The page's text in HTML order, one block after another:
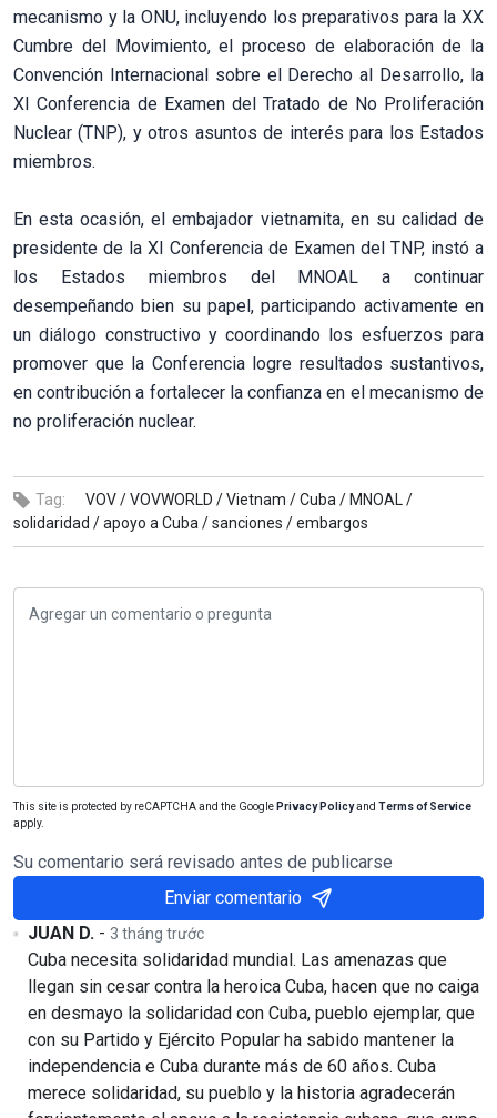
mecanismo y la ONU, incluyendo los preparativos para la XX
Cumbre del Movimiento, el proceso de elaboración de la
Convención Internacional sobre el Derecho al Desarrollo, la
XI Conferencia de Examen del Tratado de No Proliferación
Nuclear (TNP), y otros asuntos de interés para los Estados
miembros.
En esta ocasión, el embajador vietnamita, en su calidad de
presidente de la XI Conferencia de Examen del TNP, instó a
los Estados miembros del MNOAL a continuar
desempeñando bien su papel, participando activamente en
un diálogo constructivo y coordinando los esfuerzos para
promover que la Conferencia logre resultados sustantivos,
en contribución a fortalecer la confianza en el mecanismo de
no proliferación nuclear.
Tag: VOV /VOVWORLD /Vietnam /Cuba /MNOAL /
solidaridad /apoyo a Cuba /sanciones /embargos
This site is protected by reCAPTCHA and the Google Privacy Policyand Terms of Service
apply.
Su comentario será revisado antes de publicarse
Enviar comentario
JUAN D. - 3 tháng trước
Cuba necesita solidaridad mundial. Las amenazas que
llegan sin cesar contra la heroica Cuba, hacen que no caiga
en desmayo la solidaridad con Cuba, pueblo ejemplar, que
con su Partido y Ejército Popular ha sabido mantener la
independencia e Cuba durante más de 60 años. Cuba
merece solidaridad, su pueblo y la historia agradecerán